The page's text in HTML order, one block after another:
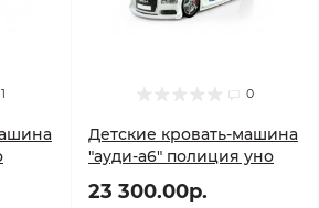
1 0
Детские кровать-машина
"ауди-а6" полиция уно
23 300.00р.